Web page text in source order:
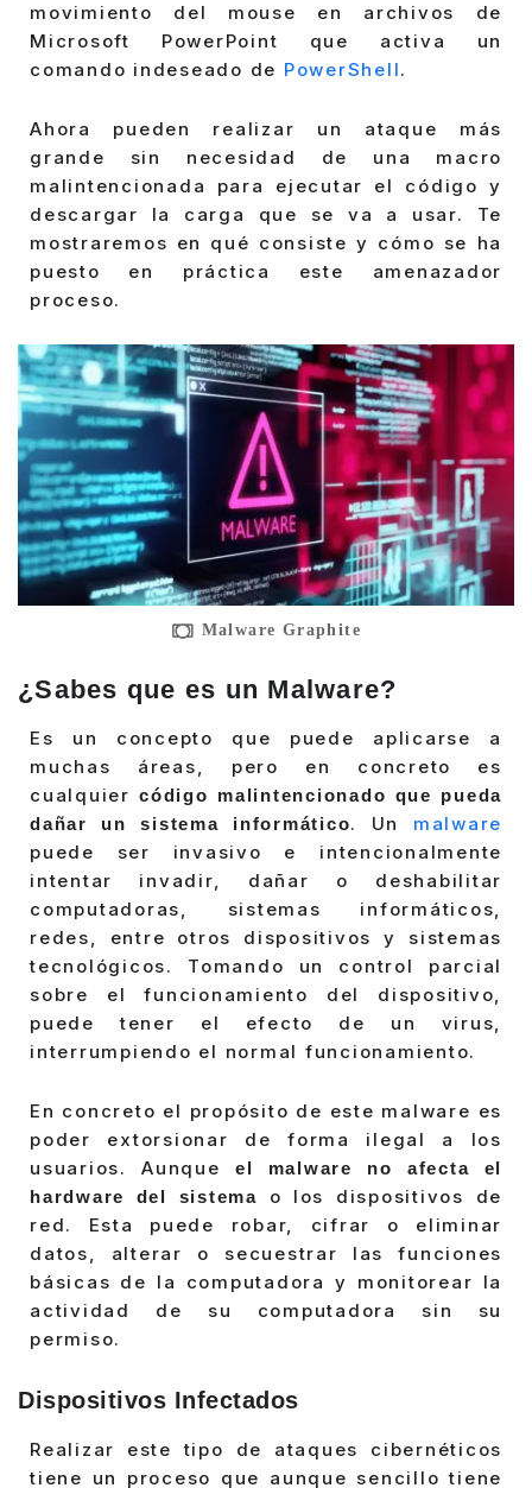
movimiento del mouse en archivos de
Microsoft PowerPoint que activa un
comando indeseado de PowerShell.
Ahora pueden realizar un ataque más
grande sin necesidad de una macro
malintencionada para ejecutar el código y
descargar la carga que se va a usar. Te
mostraremos en qué consiste y cómo se ha
puesto en práctica este amenazador
proceso.
Malware Graphite
¿Sabes que es un Malware?
Es un concepto que puede aplicarse a
muchas áreas, pero en concreto es
cualquiercódigo malintencionado que pueda
dañar un sistema informático. Un malware
puede ser invasivo e intencionalmente
intentar invadir, dañar o deshabilitar
computadoras, sistemas informáticos,
redes, entre otros dispositivos y sistemas
tecnológicos. Tomando un control parcial
sobre el funcionamiento del dispositivo,
puede tener el efecto de un virus,
interrumpiendo el normal funcionamiento.
En concreto el propósito de este malware es
poder extorsionar de forma ilegal a los
usuarios. Aunque el malware no afecta el
hardware del sistema
o los dispositivos de
red. Esta puede robar, cifrar o eliminar
datos, alterar o secuestrar las funciones
básicas de la computadora y monitorear la
actividad de su computadora sin su
permiso.
Dispositivos Infectados
Realizar este tipo de ataques cibernéticos
tiene un proceso que aunque sencillo tiene